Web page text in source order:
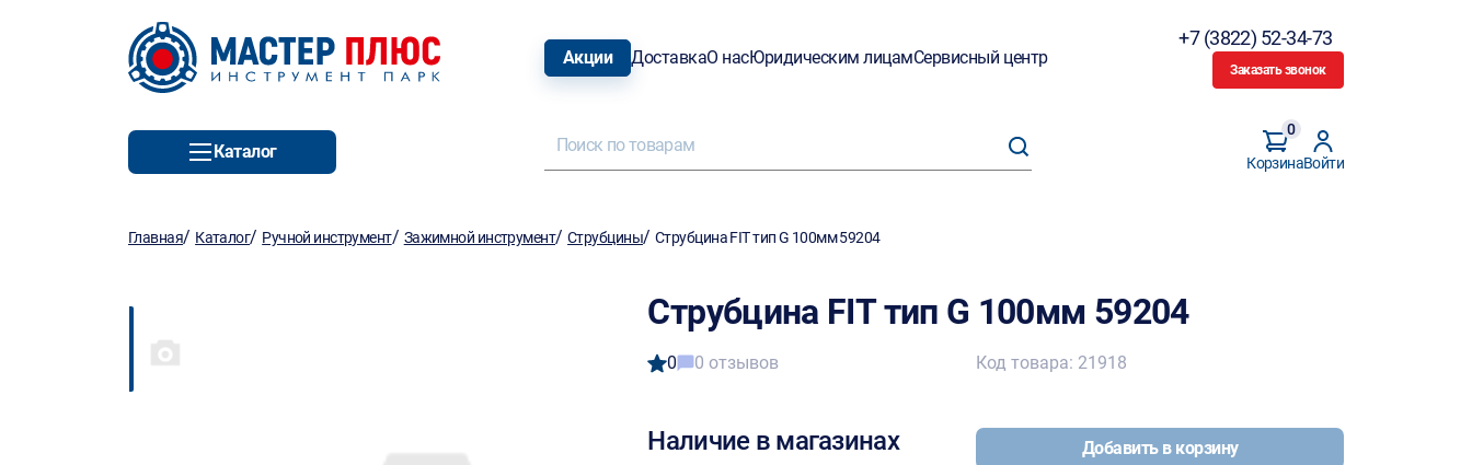
Акции ДоставкаО насЮридическим лицамСервисный центр
+7 (3822) 52-34-73
Заказать звонок
Каталог
Корзина
0
Войти
Главная/ Каталог/ Ручной инструмент/ Зажимной инструмент/Струбцины/Струбцина FIT тип G 100мм 59204
Струбцина FIT тип G 100мм 59204
0 0 отзывов
Наличие в магазинах
Код товара: 21918
Добавить в корзину